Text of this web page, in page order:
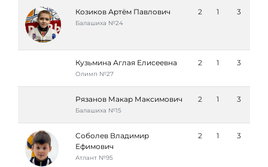
Козиков Артём Павлович
Балашиха №24
2 1 3
Кузьмина Аглая Елисеевна
Олимп №27
2 1 3
Рязанов Макар Максимович
Балашиха №15
2 1 3
Соболев Владимир
Ефимович
Атлант №95
2 1 3